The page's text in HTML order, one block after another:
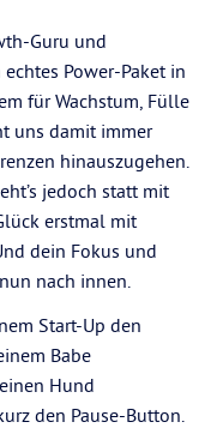
Guru und
Power-Paket in
für Wachstum, Fülle
uns damit immer
hinauszugehen.
jedoch statt mit
erstmal mit
dein Fokus und
nach innen.
Start-Up den
Babe
Hund
den Pause-Button.